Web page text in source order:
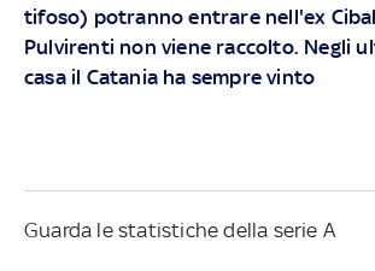
tifoso) potranno entrare nell'ex
Pulvirenti non viene raccolto. Negli
casa il Catania ha sempre vinto
Guarda le statistiche della serie A